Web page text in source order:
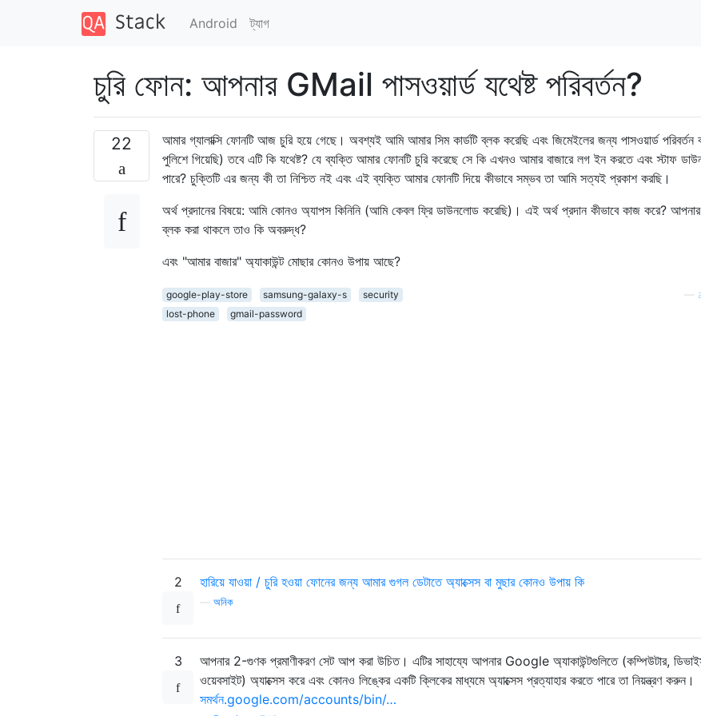
Android ট্যাগ
চুরি ফোন: আপনার GMail পাসওয়ার্ড যথেষ্ট পরিবর্তন?
22
আমার গ্যালাক্সি ফোনটি আজ চুরি হয়ে গেছে। অবশ্যই আমি আমার সিম কার্ডটি ব্লক করেছি এবং জিমেইলের জন্য পাসওয়ার্ড পরিবর্তন
পুলিশে গিয়েছি) তবে এটি কি যথেষ্ট? যে ব্যক্তি আমার ফোনটি চুরি করেছে সে কি এখনও আমার বাজারে লগ ইন করতে এবং স্টাফ
পারে? চুক্তিটি এর জন্য কী তা নিশ্চিত নই এবং এই ব্যক্তি আমার ফোনটি দিয়ে কীভাবে সম্ভব তা আমি সত্যই প্রকাশ করছি।
অর্থ প্রদানের বিষয়ে: আমি কোনও অ্যাপস কিনিনি (আমি কেবল ফ্রি ডাউনলোড করেছি)। এই অর্থ প্রদান কীভাবে কাজ করে? আপনার
ব্লক করা থাকলে তাও কি অবরুদ্ধ?
এবং "আমার বাজার" অ্যাকাউন্ট মোছার কোনও উপায় আছে?
google-play-store samsung-galaxy-s
security
lost-phone
gmail-password
2 হারিয়ে যাওয়া / চুরি হওয়া ফোনের জন্য আমার গুগল ডেটাতে অ্যাক্সেস বা মুছার কোনও উপায় কি
অনিক
3
আপনার 2-গুণক প্রমাণীকরণ সেট আপ করা উচিত। এটির সাহায্যে আপনার Google অ্যাকাউন্টগুলিতে (কম্পিউটার,
ওয়েবসাইট) অ্যাক্সেস করে এবং কোনও লিঙ্কের একটি ক্লিকের মাধ্যমে অ্যাক্সেস প্রত্যাহার করতে পারে তা নিয়ন্ত্রণ করুন।
সমর্থন.google.com/accounts/bin/…